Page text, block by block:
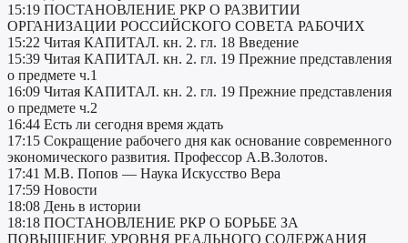
15:19 ПОСТАНОВЛЕНИЕ РКР О РАЗВИТИИ
ОРГАНИЗАЦИИ РОССИЙСКОГО СОВЕТА РАБОЧИХ
15:22 Читая КАПИТАЛ. кн. 2. гл. 18 Введение
15:39 Читая КАПИТАЛ. кн. 2. гл. 19 Прежние представления
о предмете ч.1
16:09 Читая КАПИТАЛ. кн. 2. гл. 19 Прежние представления
о предмете ч.2
16:44 Есть ли сегодня время ждать
17:15 Сокращение рабочего дня как основание современного
экономического развития. Профессор А.В.Золотов.
17:41 М.В. Попов — Наука Искусство Вера
17:59 Новости
18:08 День в истории
18:18 ПОСТАНОВЛЕНИЕ РКР О БОРЬБЕ ЗА
ПОВЫШЕНИЕ УРОВНЯ РЕАЛЬНОГО СОДЕРЖАНИЯ